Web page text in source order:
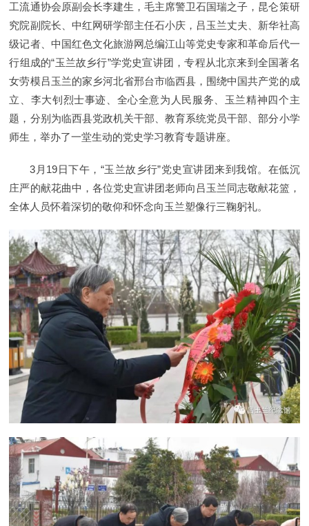
工流通协会原副会长李建生，毛主席警卫石国瑞之子，昆仑策研
究院副院长、中红网研学部主任石小庆，吕玉兰丈夫、新华社高
级记者、中国红色文化旅游网总编江山等党史专家和革命后代一
行组成的“玉兰故乡行”学党史宣讲团，专程从北京来到全国著名
女劳模吕玉兰的家乡河北省邢台市临西县，围绕中国共产党的成
立、李大钊烈士事迹、全心全意为人民服务、玉兰精神四个主
题，分别为临西县党政机关干部、教育系统党员干部、部分小学
师生，举办了一堂生动的党史学习教育专题讲座。
3月19日下午，“玉兰故乡行”党史宣讲团来到我馆。在低沉
庄严的献花曲中，各位党史宣讲团老师向吕玉兰同志敬献花篮，
全体人员怀着深切的敬仰和怀念向玉兰塑像行三鞠躬礼。